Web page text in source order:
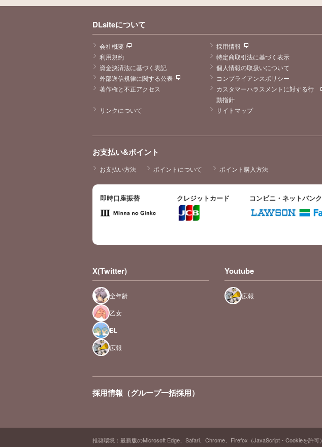
DLsiteについて
会社概要
採用情報
利用規約
特定商取引法に基づく表示
資金決済法に基づく表記
個人情報の取扱いについて
外部送信規律に関する公表
コンプライアンスポリシー
著作権と不正アクセス
カスタマーハラスメントに対する行
動指針
リンクについて
サイトマップ
お支払い&ポイント
お支払い方法 ポイントについて ポイント購入方法
即時口座振替 クレジットカード コンビニ・ネットバンク
X(Twitter)
全年齢
乙女
BL
広報
Youtube
広報
採用情報（グループ一括採用）
推奨環境：最新版のMicrosoft Edge、Safari、Chrome、Firefox（JavaScript・Cookieを許可）